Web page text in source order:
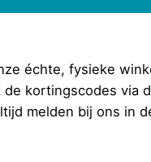
échte, fysieke
kortingscodes
melden bij ons in